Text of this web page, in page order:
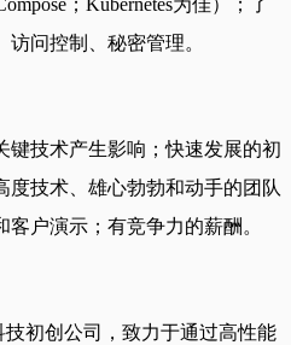
问控制、秘密管理。
键技术产生影响；快速发展的初
度技术、雄心勃勃和动手的团队
户演示；有竞争力的薪酬。
初创公司，致力于通过高性能